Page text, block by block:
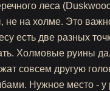
леса
не на холме. Это
есть две разных
Холмовые руины
совсем другую
Нужное место - у